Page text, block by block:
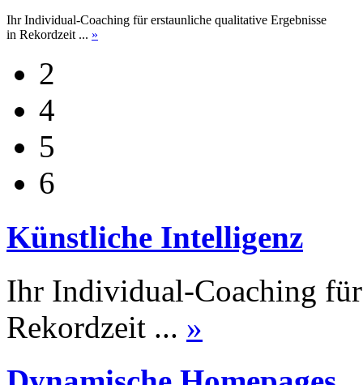
Schnell, flexibel, selbst pflegbar und auch responsiv ...»
2
4
5
6
Künstliche
Intelligenz
Ihr Individual-Coaching
Rekordzeit ... »
Dynamische
Homepages